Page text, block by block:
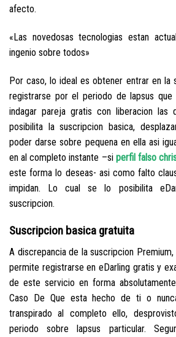
afecto.
«Las novedosas tecnologias estan
ingenio sobre todos»
Por caso, lo ideal es obtener entrar en la
registrarse por el periodo de lapsus que
indagar pareja gratis con liberacion las
posibilita la suscripcion basica,
poder darse sobre pequena en ella asi­
en al completo instante –si perfil falso
este forma lo deseas- asi­ como falto
impidan. Lo cual se lo posibilita
suscripcion.
Suscripcion basica gratuita
A discrepancia de la suscripcion
permite registrarse en eDarling gratis y
de este servicio en forma
Caso De Que esta hecho de ti o
transpirado al completo ello,
periodo sobre lapsus particular.